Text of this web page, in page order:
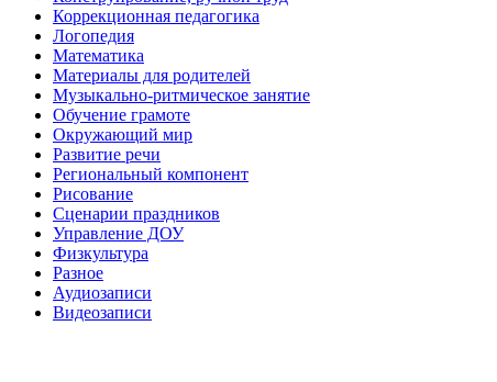
Коррекционная педагогика
Логопедия
Математика
Материалы для родителей
Музыкально-ритмическое занятие
Обучение грамоте
Окружающий мир
Развитие речи
Региональный компонент
Рисование
Сценарии праздников
Управление ДОУ
Физкультура
Разное
Аудиозаписи
Видеозаписи